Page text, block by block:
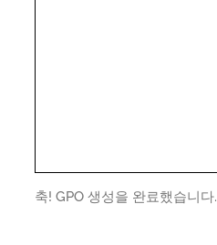
축! GPO 생성을 완료했습니다.